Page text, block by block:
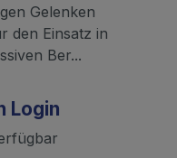
Gelenken
den Einsatz in
Ber...
Login